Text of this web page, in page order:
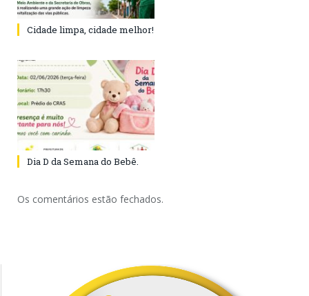
Cidade limpa, cidade melhor!
Dia D da Semana do Bebê.
Os comentários estão fechados.